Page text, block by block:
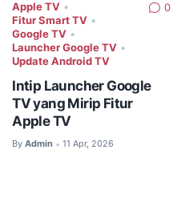
Apple TV •
Fitur Smart TV •
Google TV •
Launcher Google TV •
Update Android TV
0
Intip Launcher Google
TV yang Mirip Fitur
Apple TV
By Admin • 11 Apr, 2026